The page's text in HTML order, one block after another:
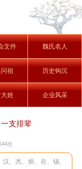
文件 魏氏名人
祖 历史钩沉
姓 企业风采
支排辈
次
、杰、炳、在、锡、